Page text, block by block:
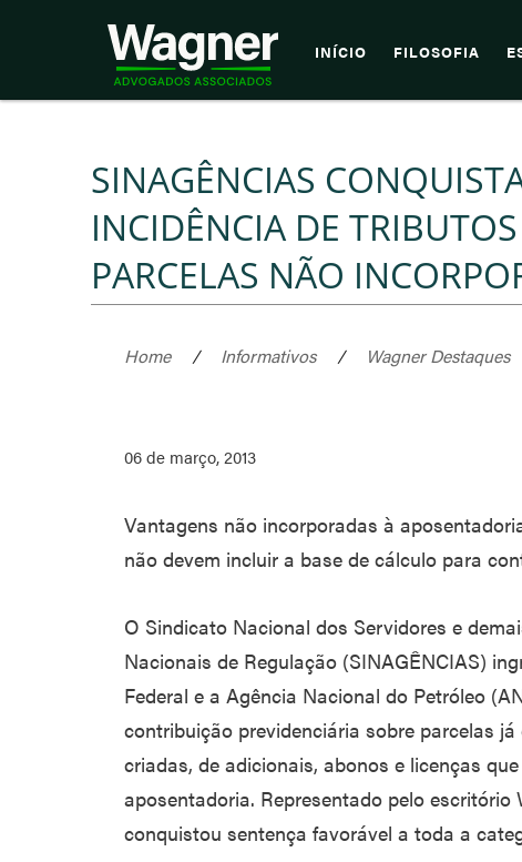
INÍCIO FILOSOFIA
SINAGÊNCIAS
INCIDÊNCIA DE
PARCELAS NÃO
Home / Informativos / Wagner Destaques
06 de março, 2013
Vantagens não incorporadas à
não devem incluir a base de cálculo para
O Sindicato Nacional dos Servidores e
Nacionais de Regulação (SINAGÊNCIAS)
Federal e a Agência Nacional do Petróleo
contribuição previdenciária sobre parcelas
criadas, de adicionais, abonos e licenças
aposentadoria. Representado pelo
conquistou sentença favorável a toda a